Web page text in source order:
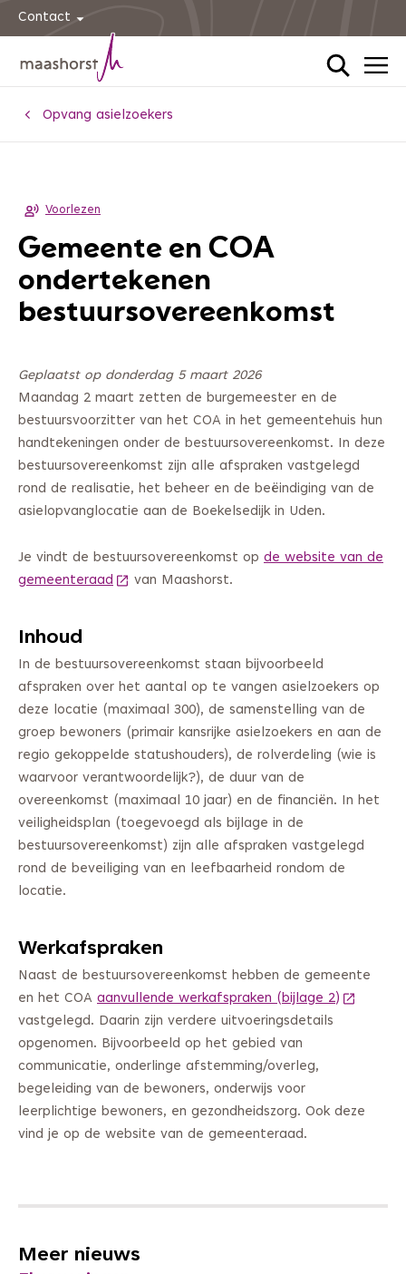
Contact
HomeOpvang asielzoekers
Voorlezen
Gemeente en COA
ondertekenen
bestuursovereenkomst
Geplaatst op donderdag 5 maart 2026
Maandag 2 maart zetten de burgemeester en de
bestuursvoorzitter van het COA in het gemeentehuis hun
handtekeningen onder de bestuursovereenkomst. In deze
bestuursovereenkomst zijn alle afspraken vastgelegd
rond de realisatie, het beheer en de beëindiging van de
asielopvanglocatie aan de Boekelsedijk in Uden.
Je vindt de bestuursovereenkomst op de website van de
gemeenteraad (Deze link gaat naar een andere website)
van Maashorst.
Inhoud
In de bestuursovereenkomst staan bijvoorbeeld
afspraken over het aantal op te vangen asielzoekers op
deze locatie (maximaal 300), de samenstelling van de
groep bewoners (primair kansrijke asielzoekers en aan de
regio gekoppelde statushouders), de rolverdeling (wie is
waarvoor verantwoordelijk?), de duur van de
overeenkomst (maximaal 10 jaar) en de financiën. In het
veiligheidsplan (toegevoegd als bijlage in de
bestuursovereenkomst) zijn alle afspraken vastgelegd
rond de beveiliging van en leefbaarheid rondom de
locatie.
Werkafspraken
Naast de bestuursovereenkomst hebben de gemeente
en het COA aanvullende werkafspraken (bijlage 2) (Deze
vastgelegd. Daarin zijn verdere uitvoeringsdetails
opgenomen. Bijvoorbeeld op het gebied van
communicatie, onderlinge afstemming/overleg,
begeleiding van de bewoners, onderwijs voor
leerplichtige bewoners, en gezondheidszorg. Ook deze
vind je op de website van de gemeenteraad.
Meer nieuws